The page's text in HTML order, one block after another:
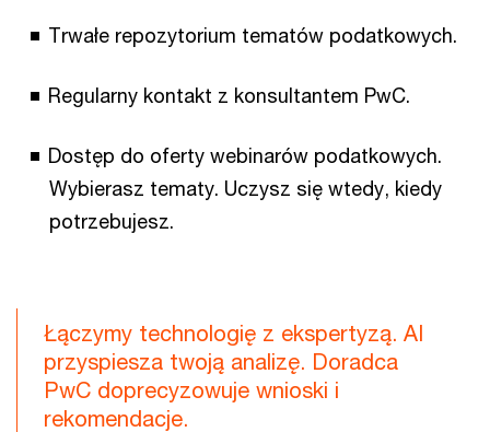
Trwałe repozytorium tematów podatkowych.
Regularny kontakt z konsultantem PwC.
Dostęp do oferty webinarów podatkowych.
Wybierasz tematy. Uczysz się wtedy, kiedy
potrzebujesz.
Łączymy technologię z ekspertyzą. AI
przyspiesza twoją analizę. Doradca
PwC doprecyzowuje wnioski i
rekomendacje.